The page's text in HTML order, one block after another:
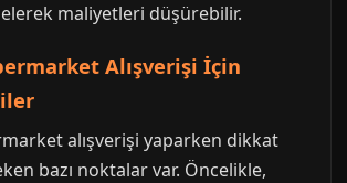
maliyetleri düşürebilir.
Alışverişi İçin
alışverişi yaparken dikkat
bazı noktalar var. Öncelikle,